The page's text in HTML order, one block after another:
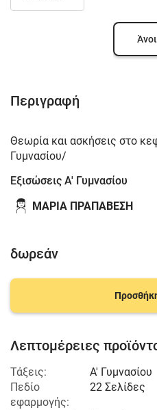
Περιγραφή
Θεωρία και ασκήσεις στο
Γυμνασίου/
Εξισώσεις Α' Γυμνασίου
ΜΑΡΙΑ ΠΡΑΠΑΒΕΣΗ
δωρεάν
Λεπτομέρειες
Τάξεις:
Α' Γυμνασίου
Πεδίο
εφαρμογής:
22 Σελίδες